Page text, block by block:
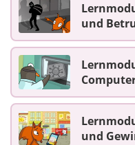
und
und